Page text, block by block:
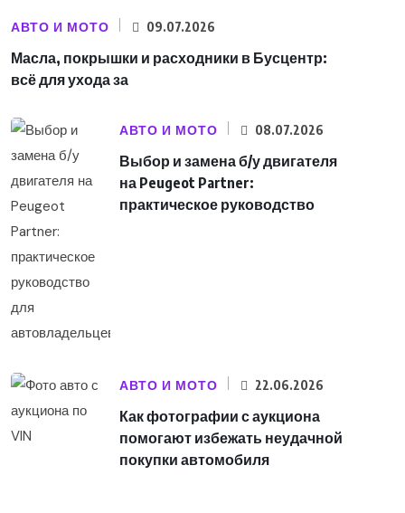
АВТО И МОТО 09.07.2026
Масла, покрышки и расходники в Бусцентр:
всё для ухода за
АВТО И МОТО 08.07.2026
Выбор и замена б/у двигателя
на Peugeot Partner:
практическое руководство
АВТО И МОТО 22.06.2026
Как фотографии с аукциона
помогают избежать неудачной
покупки автомобиля